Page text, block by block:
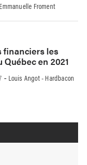
Emmanuelle Froment
financiers les
en 2021
- Louis Angot - Hardbacon